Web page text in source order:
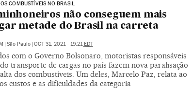
COMBUSTÍVEIS NO BRASIL
não conseguem mais
metade do Brasil na carreta
São Paulo OCT 31, 2021 - 19:21 EDT
com o Governo Bolsonaro, motoristas responsáveis
transporte de cargas no país fazem nova paralisação
dos combustíveis. Um deles, Marcelo Paz, relata ao
custos e as dificuldades da categoria